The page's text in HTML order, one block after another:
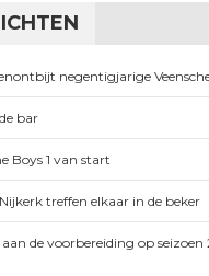
negentigjarige
bar
Boys 1 van start
treffen elkaar in de beker
aan de voorbereiding op